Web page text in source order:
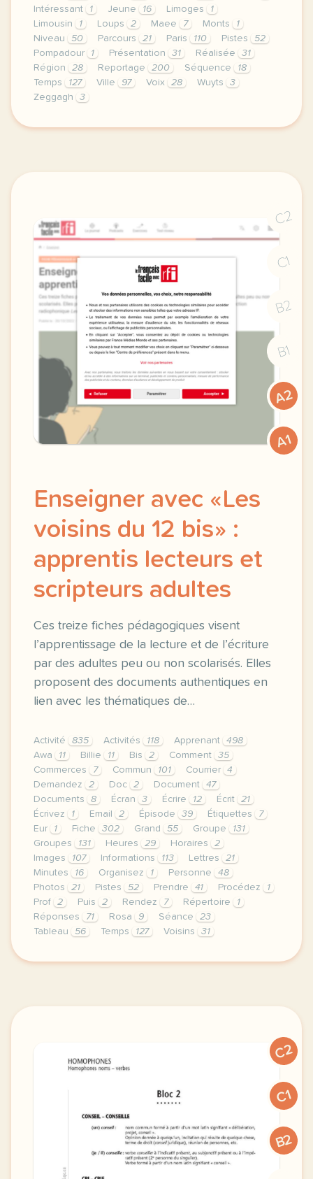
Intéressant
1 Jeune 16 Limoges
1
Limousin
1 Loups 2 Maee 7 Monts
1
Niveau
50 Parcours 21 Paris 110 Pistes
52
Pompadour
1 Présentation 31 Réalisée
31
Région
28 Reportage 200 Séquence
18
Temps
127 Ville 97 Voix 28 Wuyts
3
Zeggagh
3
le respect de votre vie privee est une priorite
C2
C1
B2
B1
A2
A1
Enseigner avec «Les
voisins du 12 bis» :
apprentis lecteurs et
scripteurs adultes
Ces treize fiches pédagogiques visent
l’apprentissage de la lecture et de l’écriture
par des adultes peu ou non scolarisés. Elles
proposent des documents authentiques en
lien avec les thématiques de…
Activité 835 Activités 118 Apprenant
498
Awa
11 Billie 11 Bis 2 Comment
35
Commerces
7 Commun 101 Courrier
4
Demandez
2 Doc 2 Document
47
Documents
8 Écran 3 Écrire 12 Écrit
21
Écrivez
1 Email 2 Épisode 39 Étiquettes
7
Eur
1 Fiche 302 Grand 55 Groupe
131
Groupes
131 Heures 29 Horaires
2
Images
107 Informations 113 Lettres
21
Minutes
16 Organisez 1 Personne
48
Photos
21 Pistes 52 Prendre 41 Procédez
1
Prof
2 Puis 2 Rendez 7 Répertoire
1
Réponses
71 Rosa 9 Séance
23
Tableau
56 Temps 127 Voisins 31
fiche pedagogique a1 enseigner avec les voisins
C2
C1
B2